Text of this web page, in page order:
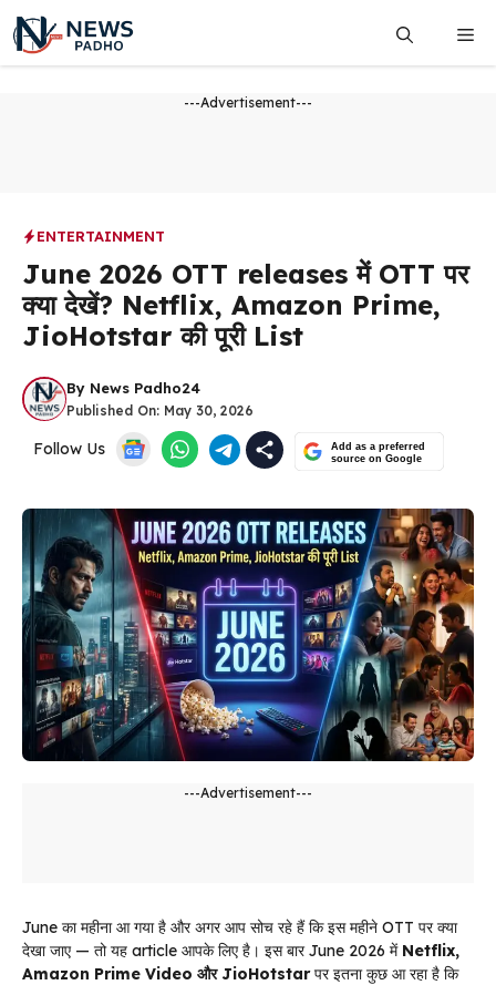
Skip
to
content
---Advertisement---
ENTERTAINMENT
June 2026 OTT releases में OTT पर
क्या देखें? Netflix, Amazon Prime,
JioHotstar की पूरी List
By News Padho24
Published On: May 30, 2026
Follow Us
Add as a preferred
source on Google
---Advertisement---
June का महीना आ गया है और अगर आप सोच रहे हैं कि इस महीने OTT पर क्या
देखा जाए — तो यह article आपके लिए है। इस बार June 2026 में Netflix,
Amazon Prime Video और JioHotstarपर इतना कुछ आ रहा है कि